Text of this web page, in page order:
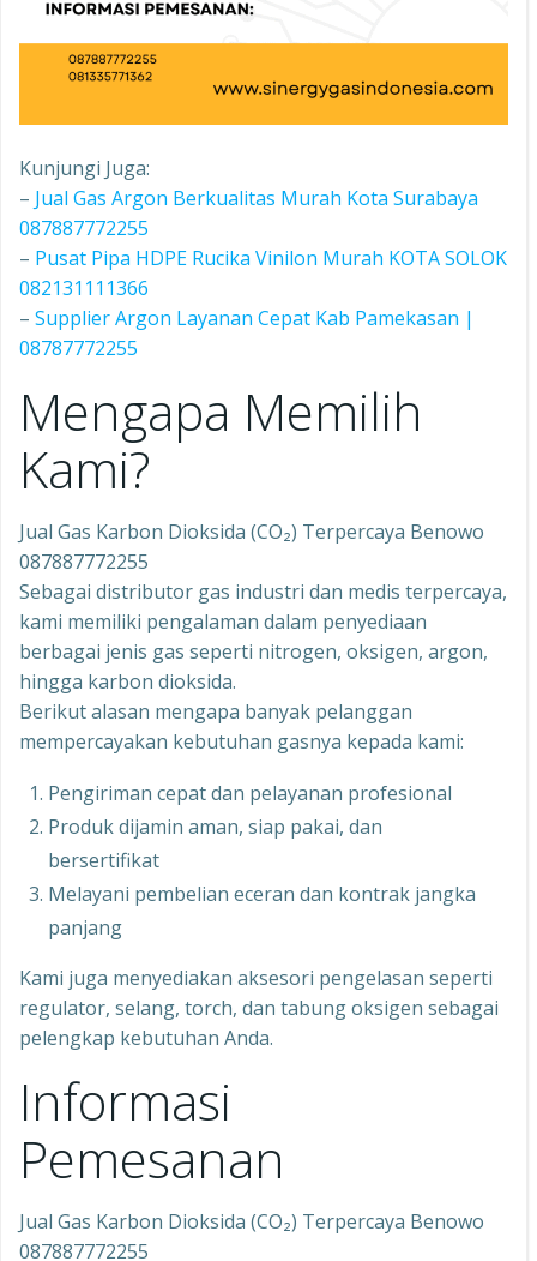
Kunjungi Juga:
– Jual Gas Argon Berkualitas Murah Kota Surabaya
087887772255
– Pusat Pipa HDPE Rucika Vinilon Murah KOTA SOLOK
082131111366
– Supplier Argon Layanan Cepat Kab Pamekasan |
08787772255
Mengapa Memilih
Kami?
Jual Gas Karbon Dioksida (CO₂) Terpercaya Benowo
087887772255
Sebagai distributor gas industri dan medis terpercaya,
kami memiliki pengalaman dalam penyediaan
berbagai jenis gas seperti nitrogen, oksigen, argon,
hingga karbon dioksida.
Berikut alasan mengapa banyak pelanggan
mempercayakan kebutuhan gasnya kepada kami:
Pengiriman cepat dan pelayanan profesional
Produk dijamin aman, siap pakai, dan
bersertifikat
Melayani pembelian eceran dan kontrak jangka
panjang
Kami juga menyediakan aksesori pengelasan seperti
regulator, selang, torch, dan tabung oksigen sebagai
pelengkap kebutuhan Anda.
Informasi
Pemesanan
Jual Gas Karbon Dioksida (CO₂) Terpercaya Benowo
087887772255